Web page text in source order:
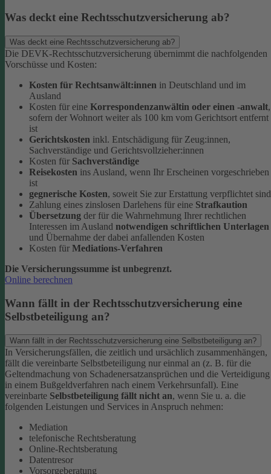
Was deckt eine Rechtsschutzversicherung ab?
Was deckt eine Rechtsschutzversicherung ab?
Die DEVK-Rechtsschutzversicherung übernimmt die nachfolgenden
Vorschüsse und Kosten:
Kosten für Rechtsanwält:innen in Deutschland und im
Ausland
Kosten für eine Korrespondenzanwältin oder einen -anwalt,
sofern der Wohnort weiter als 100 km vom Gerichtsort entfernt
ist
Gerichtskosten inkl. Entschädigung für Zeug:innen,
Sachverständige und Gerichtsvollzieher:innen
Kosten für Sachverständige
Reisekosten ins Ausland, wenn Ihr Erscheinen vorgeschrieben
ist
gegnerische Kosten, soweit Sie zur Erstattung verpflichtet sind
Zahlung eines zinslosen Darlehens für eine Strafkaution
Übersetzung der für die Wahrnehmung Ihrer rechtlichen
Interessen im Ausland notwendigen schriftlichen Unterlagen
und Übernahme der dabei anfallenden Kosten
Kosten für Mediations-Verfahren
Die Versicherungssumme ist unbegrenzt.
Online berechnen
Wann fällt in der Rechtsschutzversicherung eine
Selbstbeteiligung an?
Wann fällt in der Rechtsschutzversicherung eine Selbstbeteiligung an?
In Versicherungsfällen, die zeitlich und ursächlich zusammenhängen,
fällt die vereinbarte Selbstbeteiligung nur einmal an (z. B. für die
Geltendmachung von Schadenersatzansprüchen und die Verteidigung
in einem Bußgeldverfahren nach einem Verkehrsunfall). Eine
vereinbarte Selbstbeteiligung fällt nicht an, wenn Sie u. a. die
folgenden Leistungen und Services in Anspruch nehmen:
Mediation
telefonische Rechtsberatung
Online-Rechtsberatung
Datentresor
Vorsorgeberatung